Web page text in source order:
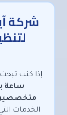
شركة
إذا كنت
ساعة
الخدمات